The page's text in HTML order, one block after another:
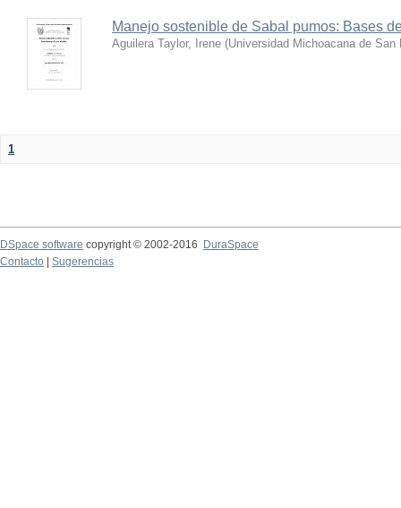
Manejo sostenible de Sabal pumos: Bases
Aguilera Taylor, Irene (Universidad Michoacana de San
1
DSpace software copyright © 2002-2016
DuraSpace
Contacto
Sugerencias